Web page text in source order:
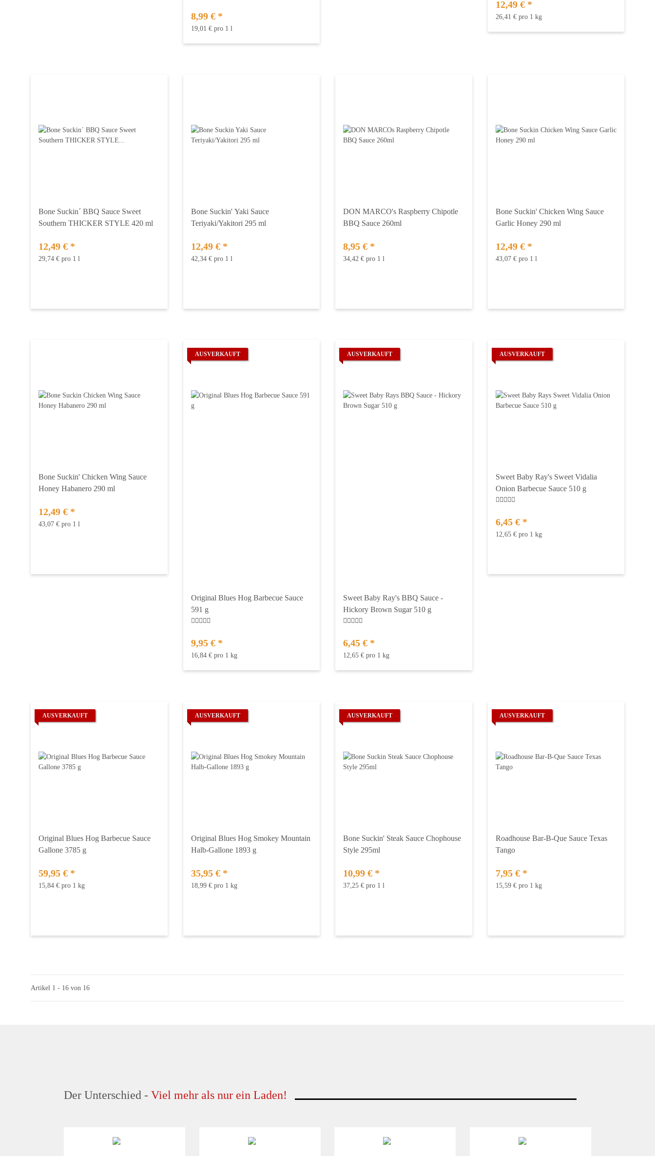
8,99 € *
19,01 € pro 1 l
12,49 € *
26,41 € pro 1 kg
Bone Suckin´ BBQ Sauce Sweet
Southern THICKER STYLE 420 ml
12,49 € *
29,74 € pro 1 l
Bone Suckin' Yaki Sauce
Teriyaki/Yakitori 295 ml
12,49 € *
42,34 € pro 1 l
DON MARCO's Raspberry Chipotle
BBQ Sauce 260ml
8,95 € *
34,42 € pro 1 l
Bone Suckin' Chicken Wing Sauce
Garlic Honey 290 ml
12,49 € *
43,07 € pro 1 l
Bone Suckin' Chicken Wing Sauce
Honey Habanero 290 ml
12,49 € *
43,07 € pro 1 l
AUSVERKAUFT
Original Blues Hog Barbecue Sauce
591 g
9,95 € *
16,84 € pro 1 kg
AUSVERKAUFT
Sweet Baby Ray's BBQ Sauce -
Hickory Brown Sugar 510 g
6,45 € *
12,65 € pro 1 kg
AUSVERKAUFT
Sweet Baby Ray's Sweet Vidalia
Onion Barbecue Sauce 510 g
6,45 € *
12,65 € pro 1 kg
AUSVERKAUFT
Original Blues Hog Barbecue Sauce
Gallone 3785 g
59,95 € *
15,84 € pro 1 kg
AUSVERKAUFT
Original Blues Hog Smokey Mountain
Halb-Gallone 1893 g
35,95 € *
18,99 € pro 1 kg
AUSVERKAUFT
Bone Suckin' Steak Sauce Chophouse
Style 295ml
10,99 € *
37,25 € pro 1 l
AUSVERKAUFT
Roadhouse Bar-B-Que Sauce Texas
Tango
7,95 € *
15,59 € pro 1 kg
Artikel 1 - 16 von 16
Der Unterschied - Viel mehr als nur ein Laden!